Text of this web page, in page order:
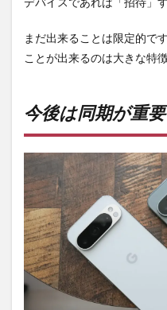
まだ出来ることは限定的で
ことが出来るのは大きな特
今後は同期が重要